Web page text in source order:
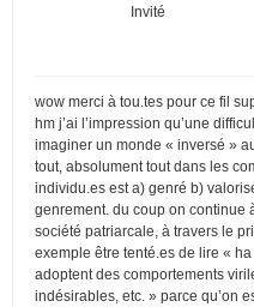
Invité
wow merci à tou.tes pour ce fil
hm j’ai l’impression qu’une
imaginer un monde « inversé »
tout, absolument tout dans les
individu.es est a) genré b)
genrement. du coup on continue
société patriarcale, à travers le
exemple être tenté.es de lire «
adoptent des comportements
indésirables, etc. » parce qu’on